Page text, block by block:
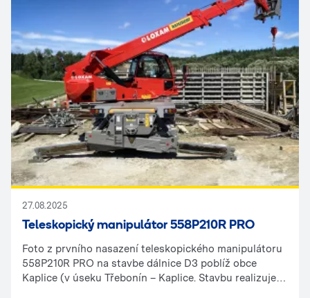
27.08.2025
Teleskopický manipulátor 558P210R PRO
Foto z prvního nasazení teleskopického manipulátoru
558P210R PRO na stavbe dálnice D3 poblíž obce
Kaplice (v úseku Třebonín – Kaplice. Stavbu realizuje